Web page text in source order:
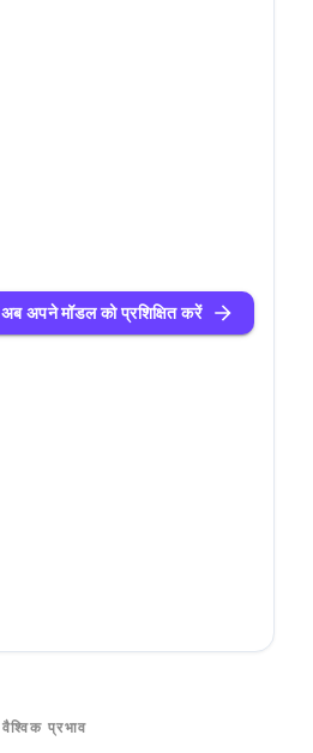
अब अपने मॉडल को प्रशिक्षित करें
वैश्विक प्रभाव